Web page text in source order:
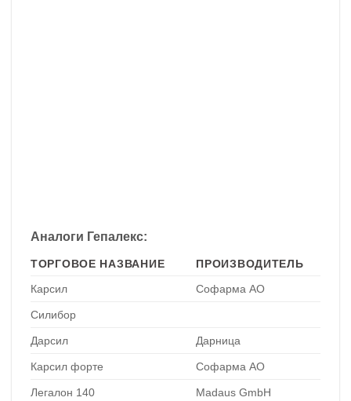
Аналоги Гепалекс:
ТОРГОВОЕ НАЗВАНИЕ
ПРОИЗВОДИТЕЛЬ
Карсил
Софарма АО
Силибор
Дарсил Дарница
Карсил форте Софарма АО
Легалон 140 Madaus GmbH